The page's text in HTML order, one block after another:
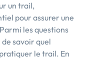
un trail,
pour assurer une
les questions
savoir quel
le trail. En